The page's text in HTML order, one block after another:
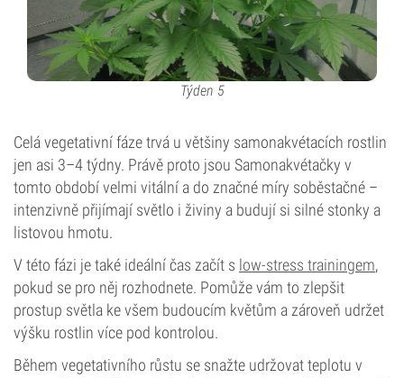
Týden 5
Celá vegetativní fáze trvá u většiny samonakvétacích rostlin
jen asi 3–4 týdny. Právě proto jsou Samonakvétačky v
tomto období velmi vitální a do značné míry soběstačné –
intenzivně přijímají světlo i živiny a budují si silné stonky a
listovou hmotu.
V této fázi je také ideální čas začít s low-stress trainingem,
pokud se pro něj rozhodnete. Pomůže vám to zlepšit
prostup světla ke všem budoucím květům a zároveň udržet
výšku rostlin více pod kontrolou.
Během vegetativního růstu se snažte udržovat teplotu v